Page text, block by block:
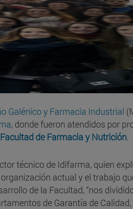
Galénico y Farmacia Industrial
, donde fueron atendidos por
Facultad de Farmacia y Nutrición.
técnico de Idifarma, quien
actual y el trabajo
de la Facultad, “nos
de Garantía de